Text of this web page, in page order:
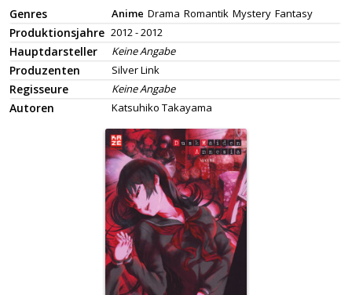
Genres Anime Drama Romantik Mystery Fantasy
Produktionsjahre 2012 - 2012
Hauptdarsteller Keine Angabe
Produzenten Silver Link
Regisseure Keine Angabe
Autoren Katsuhiko Takayama